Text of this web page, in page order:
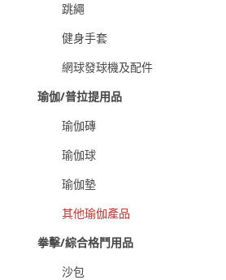
跳繩
健身手套
網球發球機及配件
瑜伽/普拉提用品
瑜伽磚
瑜伽球
瑜伽墊
其他瑜伽產品
拳擊/綜合格鬥用品
沙包